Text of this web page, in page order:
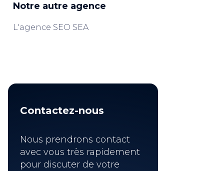
Contactez-nous
Nous prendrons contact
avec vous très rapidement
pour discuter de votre
Notre autre agence
L'agence SEO SEA